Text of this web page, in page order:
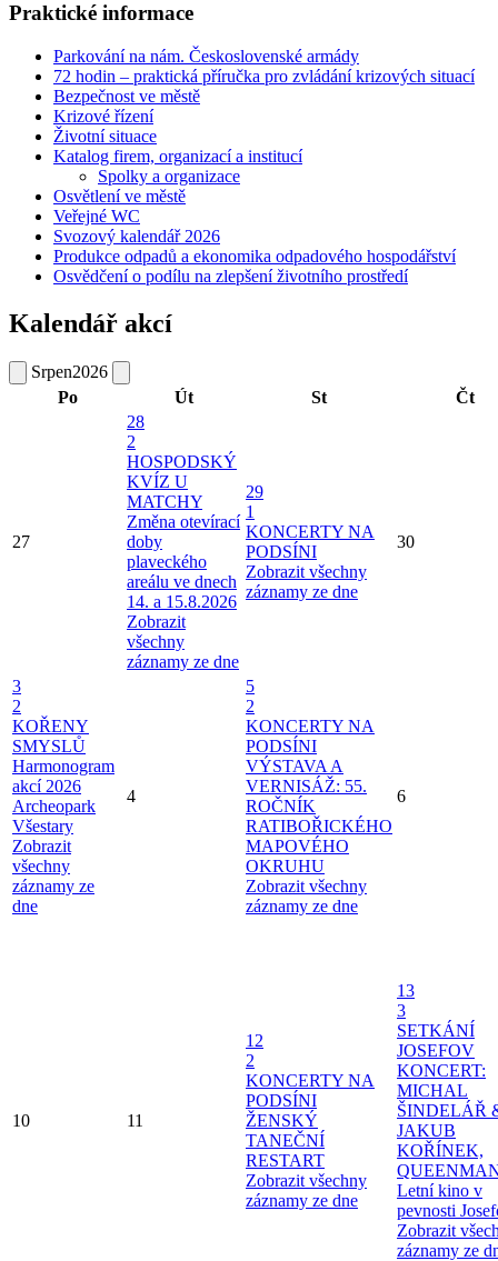
Praktické informace
Parkování na nám. Československé armády
72 hodin – praktická příručka pro zvládání krizových situací
Bezpečnost ve městě
Krizové řízení
Životní situace
Katalog firem, organizací a institucí
Spolky a organizace
Osvětlení ve městě
Veřejné WC
Svozový kalendář 2026
Produkce odpadů a ekonomika odpadového hospodářství
Osvědčení o podílu na zlepšení životního prostředí
Kalendář akcí
Srpen2026
Po
Út St Čt
27
28
2
HOSPODSKÝ
KVÍZ U
MATCHY
Změna otevírací
doby
plaveckého
areálu ve dnech
14. a 15.8.2026
Zobrazit
všechny
záznamy ze dne
29
1
KONCERTY NA
PODSÍNI
Zobrazit všechny
záznamy ze dne
30
3
2
KOŘENY
SMYSLŮ
Harmonogram
akcí 2026
Archeopark
Všestary
Zobrazit
všechny
záznamy ze
dne
4
5
2
KONCERTY NA
PODSÍNI
VÝSTAVA A
VERNISÁŽ: 55.
ROČNÍK
RATIBOŘICKÉHO
MAPOVÉHO
OKRUHU
Zobrazit všechny
záznamy ze dne
6
10 11
12
2
KONCERTY NA
PODSÍNI
ŽENSKÝ
TANEČNÍ
RESTART
Zobrazit všechny
záznamy ze dne
13
3
SETKÁNÍ
JOSEFOV
KONCERT:
MICHAL
ŠINDELÁŘ
JAKUB
KOŘÍNEK,
Letní kino v
pevnosti
Zobrazit
záznamy ze